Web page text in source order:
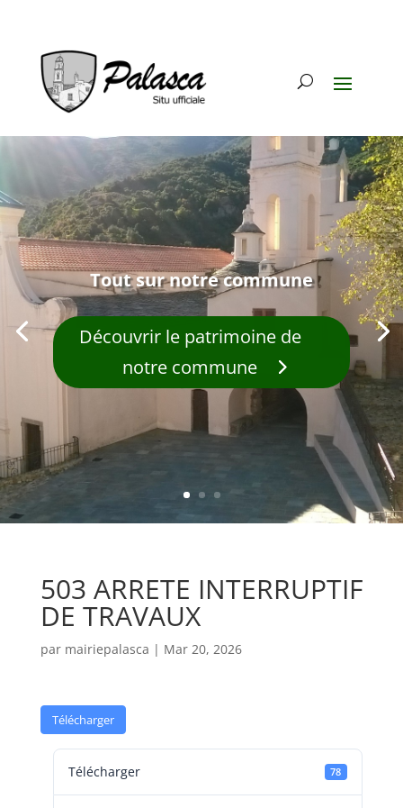
Tout sur notre commune
Découvrir le patrimoine de
notre commune
503 ARRETE INTERRUPTIF
DE TRAVAUX
par mairiepalasca | Mar 20, 2026
Télécharger
Télécharger 78